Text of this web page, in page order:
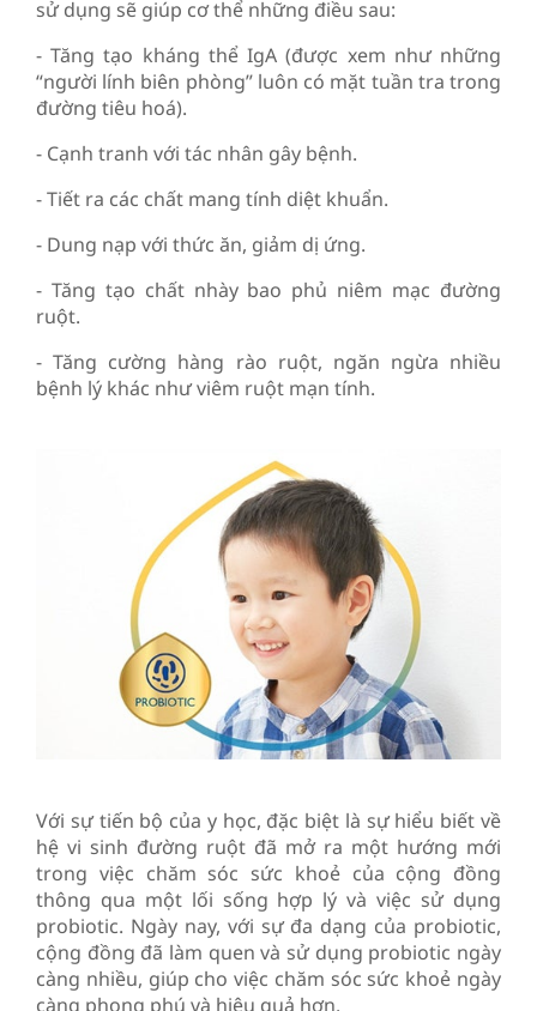
sử dụng sẽ giúp cơ thể những điều sau:
- Tăng tạo kháng thể IgA (được xem như những
“người lính biên phòng” luôn có mặt tuần tra trong
đường tiêu hoá).
- Cạnh tranh với tác nhân gây bệnh.
- Tiết ra các chất mang tính diệt khuẩn.
- Dung nạp với thức ăn, giảm dị ứng.
- Tăng tạo chất nhày bao phủ niêm mạc đường
ruột.
- Tăng cường hàng rào ruột, ngăn ngừa nhiều
bệnh lý khác như viêm ruột mạn tính.
Với sự tiến bộ của y học, đặc biệt là sự hiểu biết về
hệ vi sinh đường ruột đã mở ra một hướng mới
trong việc chăm sóc sức khoẻ của cộng đồng
thông qua một lối sống hợp lý và việc sử dụng
probiotic. Ngày nay, với sự đa dạng của probiotic,
cộng đồng đã làm quen và sử dụng probiotic ngày
càng nhiều, giúp cho việc chăm sóc sức khoẻ ngày
càng phong phú và hiệu quả hơn.